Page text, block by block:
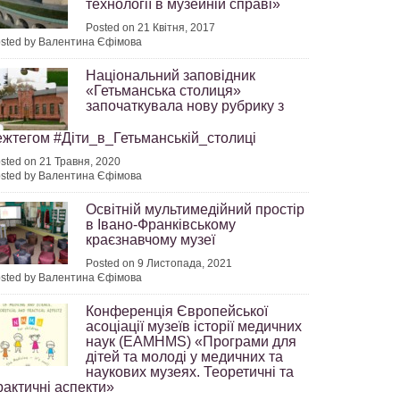
технології в музейній справі»
Posted on 21 Квітня, 2017
by Валентина Єфімова
Національний заповідник
«Гетьманська столиця»
започаткувала нову рубрику з
#Діти_в_Гетьманській_столиці
on 21 Травня, 2020
by Валентина Єфімова
Освітній мультимедійний простір
в Івано-Франківському
краєзнавчому музеї
Posted on 9 Листопада, 2021
by Валентина Єфімова
Конференція Європейської
асоціації музеїв історії медичних
наук (EAMHMS) «Програми для
дітей та молоді у медичних та
наукових музеях. Теоретичні та
аспекти»